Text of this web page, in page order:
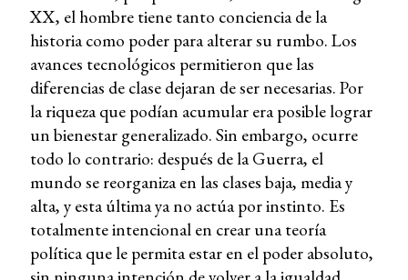
XX, el hombre tiene tanto conciencia de la
historia como poder para alterar su rumbo. Los
avances tecnológicos permitieron que las
diferencias de clase dejaran de ser necesarias. Por
la riqueza que podían acumular era posible lograr
un bienestar generalizado. Sin embargo, ocurre
todo lo contrario: después de la Guerra, el
mundo se reorganiza en las clases baja, media y
alta, y esta última ya no actúa por instinto. Es
totalmente intencional en crear una teoría
política que le permita estar en el poder absoluto,